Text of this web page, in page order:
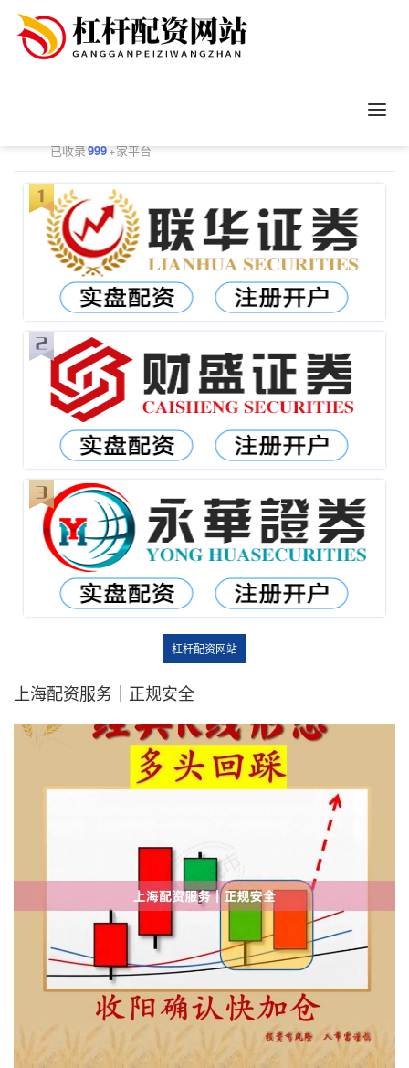
已收录999+家平台
杠杆配资网站
上海配资服务｜正规安全